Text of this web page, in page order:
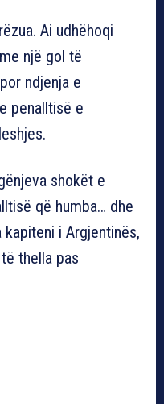
Ai udhëhoqi
një gol të
ndjenja e
penalltisë e
shokët e
që humba… dhe
kapiteni i Argjentinës,
thella pas